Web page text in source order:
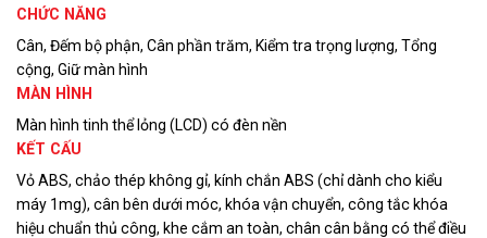
CHỨC NĂNG
Cân, Đếm bộ phận, Cân phần trăm, Kiểm tra trọng lượng, Tổng
cộng, Giữ màn hình
MÀN HÌNH
Màn hình tinh thể lỏng (LCD) có đèn nền
KẾT CẤU
Vỏ ABS, chảo thép không gỉ, kính chắn ABS (chỉ dành cho kiểu
máy 1mg), cân bên dưới móc, khóa vận chuyển, công tắc khóa
hiệu chuẩn thủ công, khe cắm an toàn, chân cân bằng có thể điều